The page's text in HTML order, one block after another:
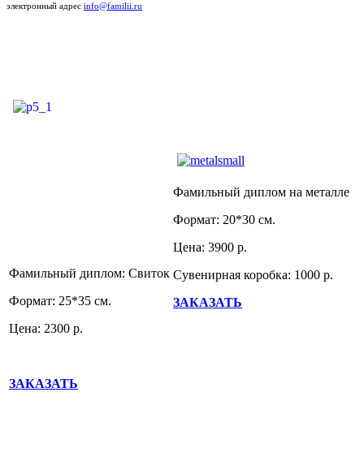
электронный адрес info@familii.ru
Фамильный диплом: Свиток
Формат: 25*35 см.
Цена: 2300 р.
ЗАКАЗАТЬ
Фамильный диплом на металле
Формат: 20*30 см.
Цена: 3900 р.
Сувенирная коробка: 1000 р.
ЗАКАЗАТЬ